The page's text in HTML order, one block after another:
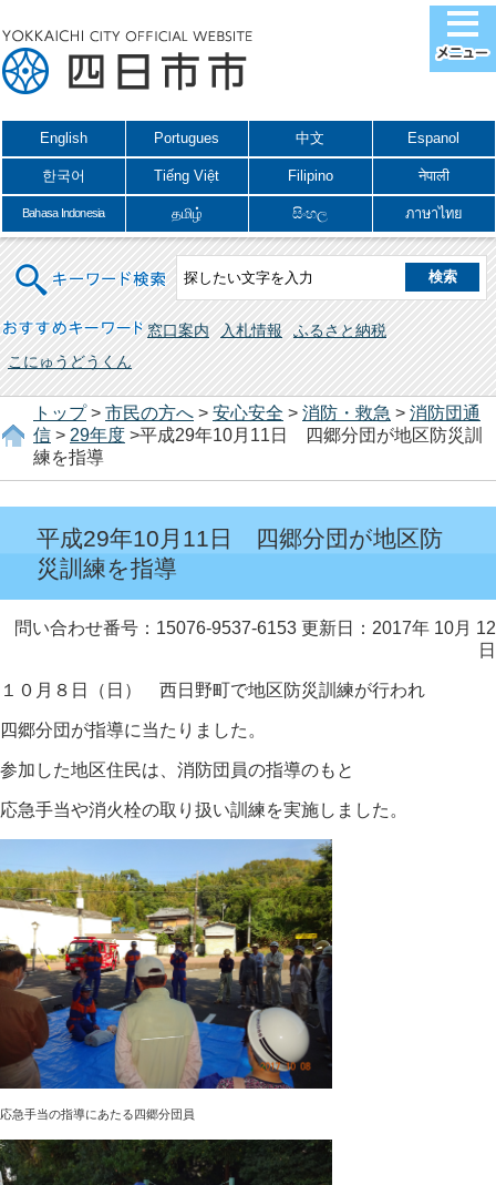
English Portugues 中文 Espanol
한국어 Tiếng Việt Filipino नेपाली
Bahasa Indonesia தமிழ் සිංහල ภาษาไทย
キーワード検索
おすすめキーワード 窓口案内 入札情報
ふるさと納税
こにゅうどうくん
トップ> 市民の方へ > 安心安全 > 消防・救急 > 消防団通
信 > 29年度 >平成29年10月11日 四郷分団が地区防災訓
練を指導
平成29年10月11日 四郷分団が地区防
災訓練を指導
問い合わせ番号：15076-9537-6153 更新日：2017年 10月 12
日
１０月８日（日） 西日野町で地区防災訓練が行われ
四郷分団が指導に当たりました。
参加した地区住民は、消防団員の指導のもと
応急手当や消火栓の取り扱い訓練を実施しました。
応急手当の指導にあたる四郷分団員